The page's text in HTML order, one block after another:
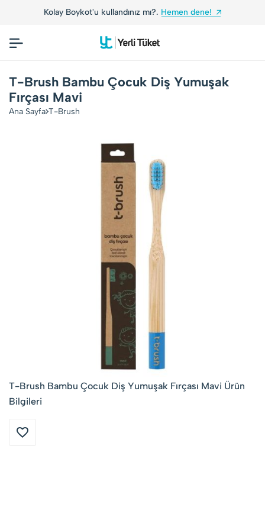
Kolay Boykot'u kullandınız mı?. Hemen dene!
T-Brush Bambu Çocuk Diş Yumuşak
Fırçası Mavi
Ana Sayfa T-Brush
T-Brush Bambu Çocuk Diş Yumuşak Fırçası Mavi Ürün
Bilgileri